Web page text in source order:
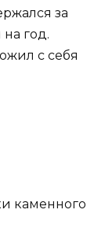
за
год.
с себя
каменного